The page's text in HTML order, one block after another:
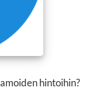
hintoihin?